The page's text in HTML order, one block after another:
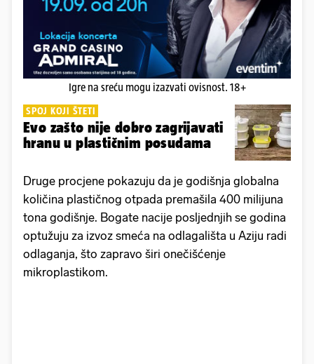
Igre na sreću mogu izazvati ovisnost. 18+
SPOJ KOJI ŠTETI
Evo zašto nije dobro zagrijavati
hranu u plastičnim posudama
Druge procjene pokazuju da je godišnja globalna
količina plastičnog otpada premašila 400 milijuna
tona godišnje. Bogate nacije posljednjih se godina
optužuju za izvoz smeća na odlagališta u Aziju radi
odlaganja, što zapravo širi onečišćenje
mikroplastikom.